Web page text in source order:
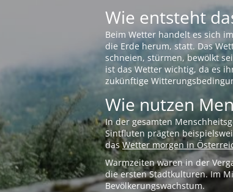
Wie entsteht
Beim Wetter handelt es sich
die Erde herum, statt. Das
schneien, stürmen, bewölkt
ist das Wetter wichtig, da es
zukünftige
Wie nutzen
In der gesamten
Sintfluten prägten
dasWetter morgen in
Warmzeiten waren in der
die ersten Stadtkulturen. Im
Bevölkerungswachstum.